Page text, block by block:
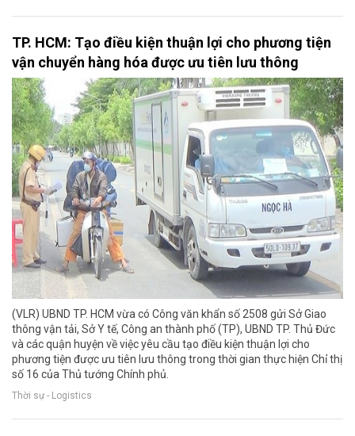
TP. HCM: Tạo điều kiện thuận lợi cho phương tiện
vận chuyển hàng hóa được ưu tiên lưu thông
(VLR) UBND TP. HCM vừa có Công văn khẩn số 2508 gửi Sở Giao
thông vận tải, Sở Y tế, Công an thành phố (TP), UBND TP. Thủ Đức
và các quận huyện về việc yêu cầu tạo điều kiện thuận lợi cho
phương tiện được ưu tiên lưu thông trong thời gian thực hiện Chỉ thị
số 16 của Thủ tướng Chính phủ.
Thời sự - Logistics